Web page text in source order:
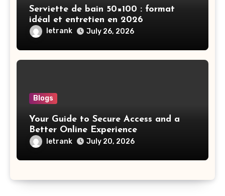
Serviette de bain 50×100 : format
idéal et entretien en 2026
letrank July 26, 2026
Blogs
Your Guide to Secure Access and a
Better Online Experience
letrank July 20, 2026